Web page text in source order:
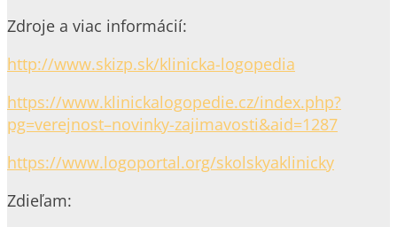
Zdroje a viac informácií:
http://www.skizp.sk/klinicka-logopedia
https://www.klinickalogopedie.cz/index.php?
pg=verejnost–novinky-zajimavosti&aid=1287
https://www.logoportal.org/skolskyaklinicky
Zdieľam: